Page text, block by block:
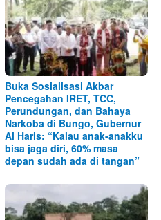
Buka Sosialisasi Akbar
Pencegahan IRET, TCC,
Perundungan, dan Bahaya
Narkoba di Bungo, Gubernur
Al Haris: “Kalau anak-anakku
bisa jaga diri, 60% masa
depan sudah ada di tangan”